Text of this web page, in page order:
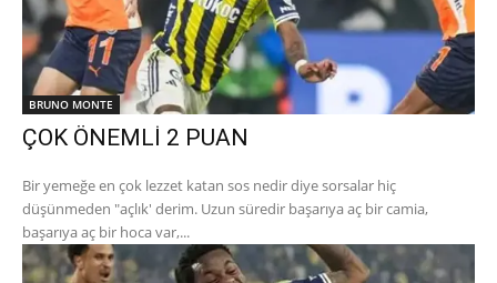
BRUNO MONTE
ÇOK ÖNEMLİ 2 PUAN
Bir yemeğe en çok lezzet katan sos nedir diye sorsalar hiç
düşünmeden "açlık' derim. Uzun süredir başarıya aç bir camia,
başarıya aç bir hoca var,...